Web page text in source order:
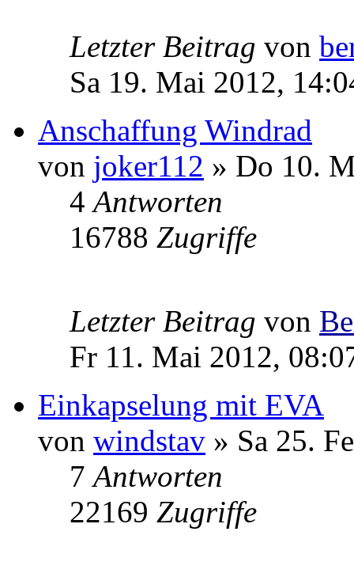
Letzter Beitrag von
Sa 19. Mai 2012,
Anschaffung Windrad
von joker112 » Do 10.
4Antworten
16788 Zugriffe
Letzter Beitrag von
Fr 11. Mai 2012,
Einkapselung mit EVA
von windstav » Sa 25.
7Antworten
22169 Zugriffe